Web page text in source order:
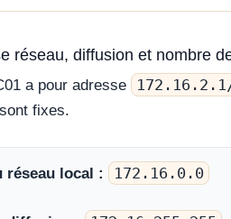
réseau, diffusion et nombre
a pour adresse
fixes.
réseau local : 172.16.0.0